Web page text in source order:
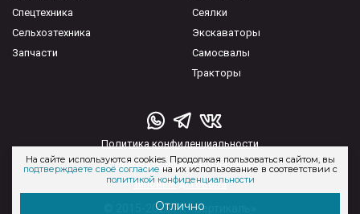
Спецтехника
Сельхозтехника
Запчасти
Сеялки
Экскаваторы
Самосвалы
Тракторы
Политика конфиденциальности
Пользовательское соглашение
Типовые договора
© 2015-2026 ГК «Вертикаль»
На сайте используются cookies. Продолжая пользоваться сайтом, вы
подтверждаете своё согласие на их использование в соответствии с
политикой конфиденциальности
Отлично